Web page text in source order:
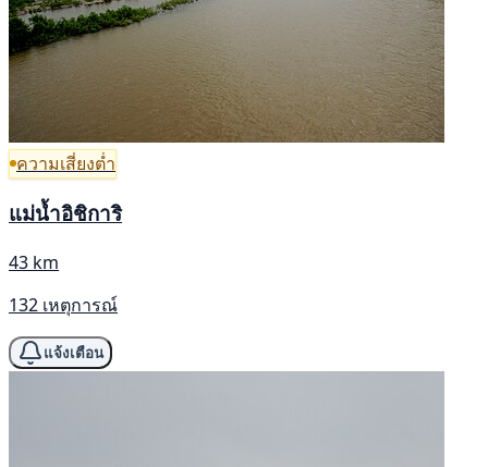
ความเสี่ยงต่ำ
แม่น้ำอิชิการิ
43 km
132 เหตุการณ์
แจ้งเตือน